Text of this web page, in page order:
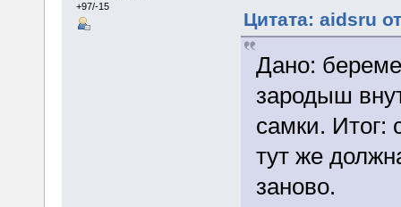
+97/-15
Цитата: aidsru
Дано:
зародыш
самки. Итог:
тут же
заново.